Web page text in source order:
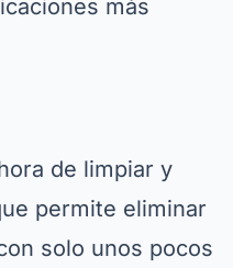
más
de limpiar y
permite eliminar
solo unos pocos